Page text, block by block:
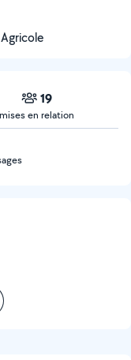
19
mises en relation